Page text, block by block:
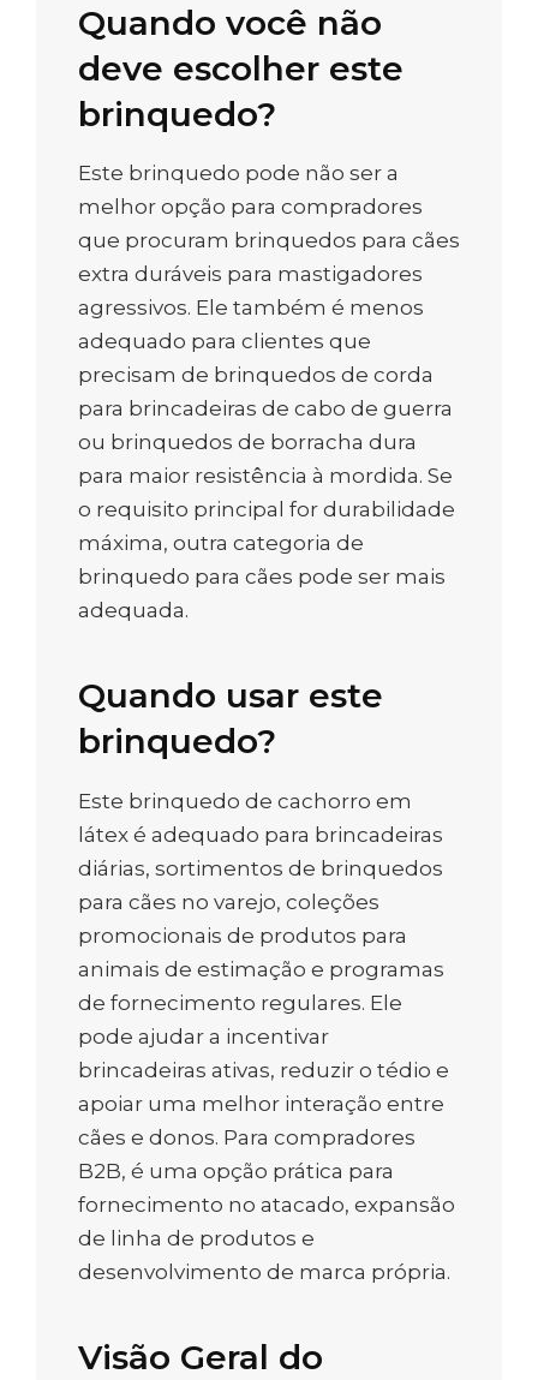
Quando você não
deve escolher este
brinquedo?
Este brinquedo pode não ser a
melhor opção para compradores
que procuram brinquedos para cães
extra duráveis para mastigadores
agressivos. Ele também é menos
adequado para clientes que
precisam de brinquedos de corda
para brincadeiras de cabo de guerra
ou brinquedos de borracha dura
para maior resistência à mordida. Se
o requisito principal for durabilidade
máxima, outra categoria de
brinquedo para cães pode ser mais
adequada.
Quando usar este
brinquedo?
Este brinquedo de cachorro em
látex é adequado para brincadeiras
diárias, sortimentos de brinquedos
para cães no varejo, coleções
promocionais de produtos para
animais de estimação e programas
de fornecimento regulares. Ele
pode ajudar a incentivar
brincadeiras ativas, reduzir o tédio e
apoiar uma melhor interação entre
cães e donos. Para compradores
B2B, é uma opção prática para
fornecimento no atacado, expansão
de linha de produtos e
desenvolvimento de marca própria.
Visão Geral do